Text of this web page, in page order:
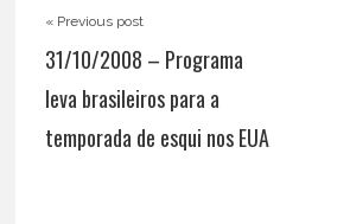
« Previous post
31/10/2008 – Programa
leva brasileiros para a
temporada de esqui nos EUA